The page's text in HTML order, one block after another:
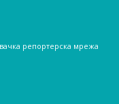
репортерска мрежа